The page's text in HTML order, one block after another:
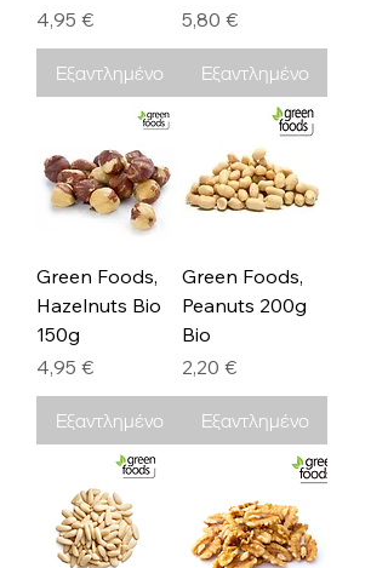
Τιμή
4,95 €
Εξαντλημένο
Τιμή
5,80 €
Εξαντλημένο
Green Foods,
Hazelnuts Bio
150g
Τιμή
4,95 €
Εξαντλημένο
Green Foods,
Peanuts 200g
Bio
Τιμή
2,20 €
Εξαντλημένο